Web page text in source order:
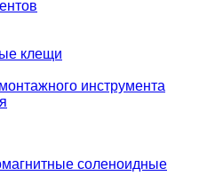
клещи
инструмента
соленоидные